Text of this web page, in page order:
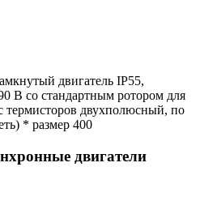
двигатель IP55,
В со стандартным ротором для
термисторов двухполюсный, по
* размер 400
двигатели